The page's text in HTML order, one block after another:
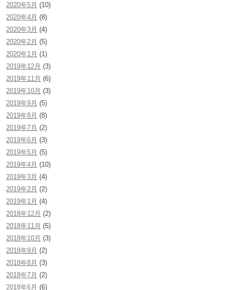
2020年5月 (10)
2020年4月 (8)
2020年3月 (4)
2020年2月 (5)
2020年1月 (1)
2019年12月 (3)
2019年11月 (6)
2019年10月 (3)
2019年9月 (5)
2019年8月 (8)
2019年7月 (2)
2019年6月 (3)
2019年5月 (5)
2019年4月 (10)
2019年3月 (4)
2019年2月 (2)
2019年1月 (4)
2018年12月 (2)
2018年11月 (5)
2018年10月 (3)
2018年9月 (2)
2018年8月 (3)
2018年7月 (2)
2018年6月 (6)